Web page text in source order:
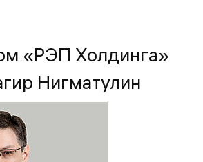
«РЭП Холдинга»
Нигматулин